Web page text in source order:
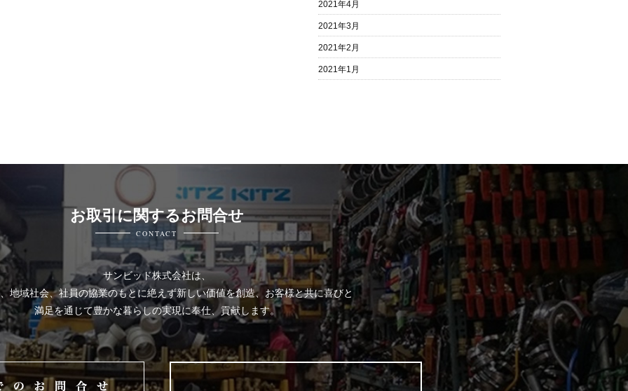
2021年4月
2021年3月
2021年2月
2021年1月
お取引に関するお問合せ
CONTACT
サンビッド株式会社は、
地域社会、社員の協業のもとに絶えず新しい価値を創造、お客様と共に喜びと
満足を通じて豊かな暮らしの実現に奉仕、貢献します。